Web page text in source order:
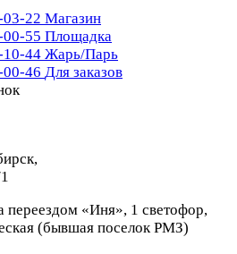
22 Магазин
55 Площадка
10-44 Жарь/Парь
46 Для заказов
переездом «Иня», 1 светофор,
(бывшая поселок РМЗ)